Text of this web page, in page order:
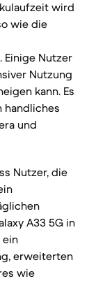
wird
wie die
Einige Nutzer
Nutzung
kann. Es
handliches
und
Nutzer, die
A33 5G in
ein
erweiterten
wie